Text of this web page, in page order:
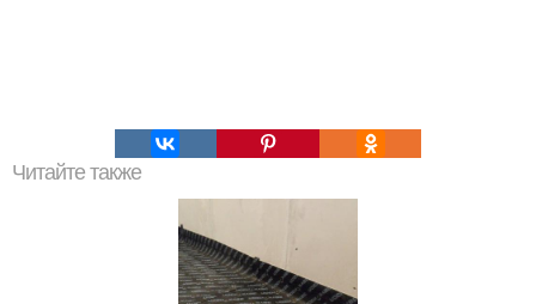
Читайте также